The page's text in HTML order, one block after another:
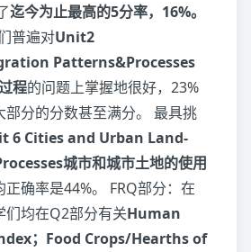
迄今为止最高的5分率，16%。
普遍对Unit2
Patterns&Processes
程的问题上掌握地很好，23%
部分的分数甚至满分。 最具挑
6 Cities and Urban Land-
城市和城市土地的使用
正确率是44%。 FRQ部分：在
们均在Q2部分有关Human
；Food Crops/Hearths of